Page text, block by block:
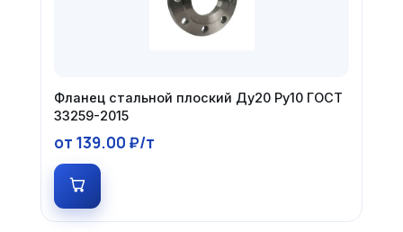
Фланец стальной плоский Ду20 Ру10 ГОСТ
33259-2015
от 139.00 ₽/т